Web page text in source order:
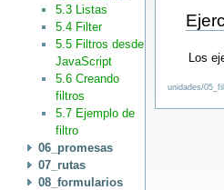
5.3 Listas
5.4 Filter
5.5 Filtros desde
JavaScript
5.6 Creando
filtros
5.7 Ejemplo de
filtro
06_promesas
07_rutas
08_formularios
Los
unidades/